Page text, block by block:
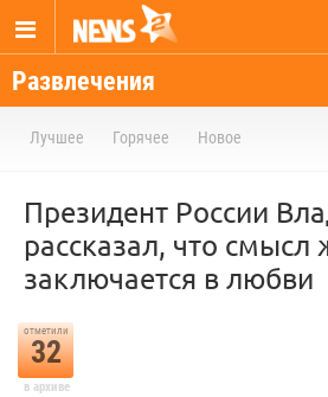
Развлечения
Лучшее Горячее Новое
Президент России
рассказал, что смысл
заключается в любви
отметили
32
в архиве